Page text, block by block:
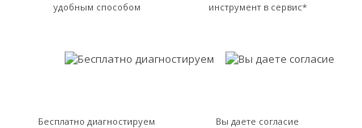
удобным способом
инструмент в сервис*
Бесплатно диагностируем Вы даете согласие